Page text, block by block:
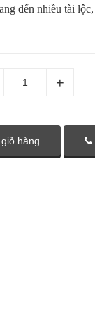
đến nhiều tài
hàng